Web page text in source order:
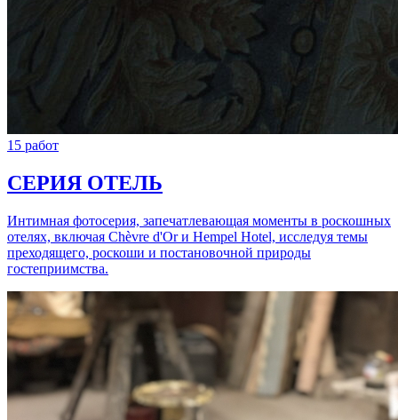
15 работ
СЕРИЯ ОТЕЛЬ
Интимная фотосерия, запечатлевающая моменты в роскошных
отелях, включая Chèvre d'Or и Hempel Hotel, исследуя темы
преходящего, роскоши и постановочной природы
гостеприимства.